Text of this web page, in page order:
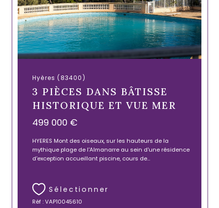
Hyères (83400)
3 PIÈCES DANS BÂTISSE
HISTORIQUE ET VUE MER
499 000 €
HYERES Mont des oiseaux, sur les hauteurs de la
mythique plage de l'Almanarre au sein d'une résidence
d'exception accueillant piscine, cours de...
Sélectionner
Réf : VAP10045610